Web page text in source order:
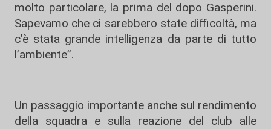
molto particolare, la prima del dopo Gasperini.
Sapevamo che ci sarebbero state difficoltà, ma
c’è stata grande intelligenza da parte di tutto
l’ambiente”.
Un passaggio importante anche sul rendimento
della squadra e sulla reazione del club alle